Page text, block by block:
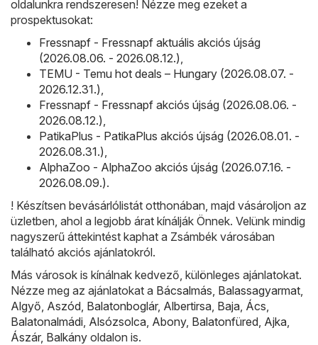
oldalunkra rendszeresen! Nézze meg ezeket a
prospektusokat:
Fressnapf - Fressnapf aktuális akciós újság
(2026.08.06. - 2026.08.12.)
TEMU - Temu hot deals – Hungary (2026.08.07. -
2026.12.31.)
Fressnapf - Fressnapf akciós újság (2026.08.06. -
2026.08.12.)
PatikaPlus - PatikaPlus akciós újság (2026.08.01. -
2026.08.31.)
AlphaZoo - AlphaZoo akciós újság (2026.07.16. -
2026.08.09.).
! Készítsen bevásárlólistát otthonában, majd vásároljon az
üzletben, ahol a legjobb árat kínálják Önnek. Velünk mindig
nagyszerű áttekintést kaphat a Zsámbék városában
található akciós ajánlatokról.
Más városok is kínálnak kedvező, különleges ajánlatokat.
Nézze meg az ajánlatokat a Bácsalmás Balassagyarmat
Algyő Aszód Balatonboglár, Albertirsa Baja Ács
Balatonalmádi Alsózsolca Abony, Balatonfüred Ajka
Ászár, Balkány oldalon is.